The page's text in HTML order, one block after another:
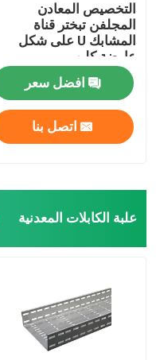
التخصيص المعادن
المجلفن تبختر قناة
المشابك U على شكل
عارضة كليب
افضل سعر
اتصل بنا
علبة الكابلات المعدنية